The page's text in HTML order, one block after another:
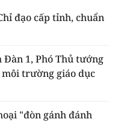
đạo cấp tỉnh, chuẩn
Đàn 1, Phó Thủ tướng
trường giáo dục
"đòn gánh đánh